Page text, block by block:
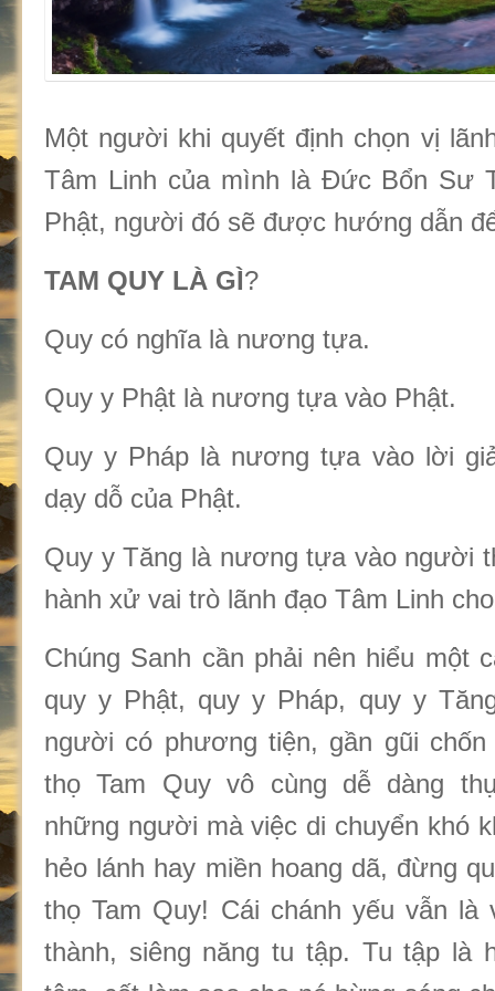
Một người khi quyết định chọn vị
Tâm Linh của mình là Đức Bổn Sư
Phật, người đó sẽ được hướng dẫn
TAM QUY LÀ GÌ?
Quy có nghĩa là nương tựa.
Quy y Phật là nương tựa vào Phật.
Quy y Pháp là nương tựa vào lời
dạy dỗ của Phật.
Quy y Tăng là nương tựa vào người
hành xử vai trò lãnh đạo Tâm Linh
Chúng Sanh cần phải nên hiểu một
quy y Phật, quy y Pháp, quy y
người có phương tiện, gần gũi chốn
thọ Tam Quy vô cùng dễ dàng
những người mà việc di chuyển khó
hẻo lánh hay miền hoang dã, đừng
thọ Tam Quy! Cái chánh yếu vẫn là
thành, siêng năng tu tập. Tu tập là